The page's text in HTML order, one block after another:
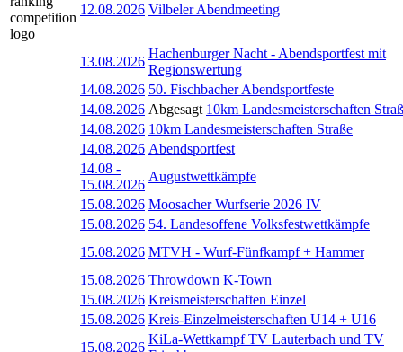
12.08.2026 Vilbeler Abendmeeting
13.08.2026
Hachenburger Nacht - Abendsportfest mit
Regionswertung
14.08.2026 50. Fischbacher Abendsportfeste
14.08.2026 Abgesagt 10km Landesmeisterschaften
14.08.2026 10km Landesmeisterschaften Straße
14.08.2026 Abendsportfest
14.08 -
15.08.2026
Augustwettkämpfe
15.08.2026 Moosacher Wurfserie 2026 IV
15.08.2026 54. Landesoffene Volksfestwettkämpfe
15.08.2026 MTVH - Wurf-Fünfkampf + Hammer
15.08.2026 Throwdown K-Town
15.08.2026 Kreismeisterschaften Einzel
15.08.2026 Kreis-Einzelmeisterschaften U14 + U16
15.08.2026
KiLa-Wettkampf TV Lauterbach und TV